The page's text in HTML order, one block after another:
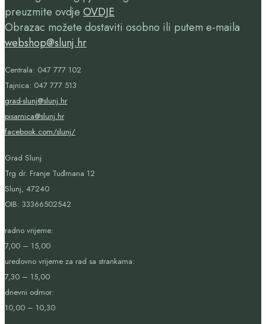
preuzmite ovdje OVDJE
Obrazac možete dostaviti osobno ili putem e-maila
webshop@slunj.hr
Centrala: 047 777 102
Tajnica: 047 777 513
grad-slunj@slunj.hr
pisarnica@slunj.hr
facebook.com/slunj/
Grad Slunj
Trg dr. Franje Tuđmana 12
Slunj, 47240
OIB: 33366502542
radno vrijeme:
7,00 – 15,00
uredovno vrijeme za rad sa strankama:
7,30 – 15,00
dnevni odmor:
10,00 – 10,30